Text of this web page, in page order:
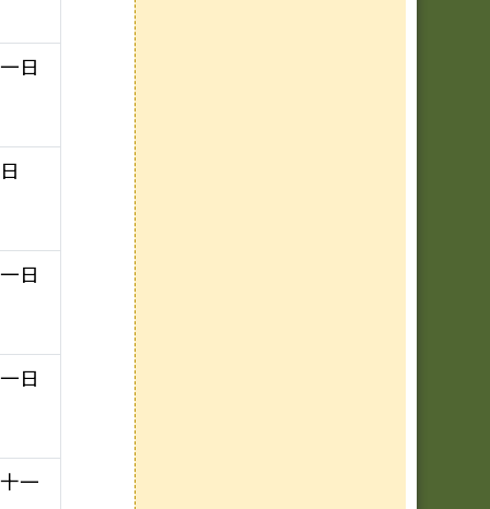
日
日
日
一